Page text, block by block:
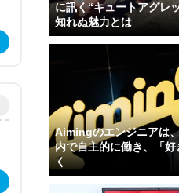
に訊く“キュートアグレ
知れぬ魅力とは
Aimingのエンジニアは
内で自主的に働き、「
く